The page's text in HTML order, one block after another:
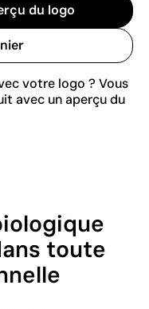
du logo
votre logo ? Vous
avec un aperçu du
toute